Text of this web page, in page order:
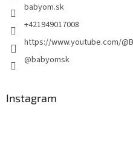
babyom.sk
+421949017008
https://www.youtube.com/
@babyomsk
Instagram